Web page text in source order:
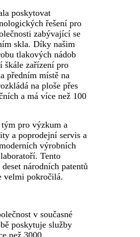
poskytovat
řešení pro
zabývající se
skla. Díky našim
tlakových nádob
škále zařízení pro
předním místě na
na ploše přes
a má více než 100
pro výzkum a
a poprodejní servis a
výrobních
Tento
národních patentů
velmi pokročilá.
v současné
poskytuje služby
než 3000